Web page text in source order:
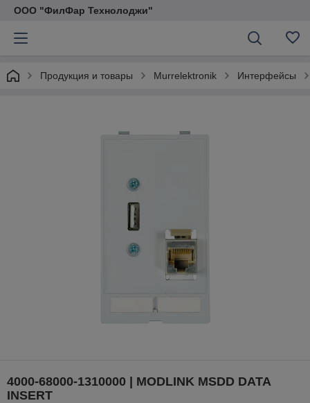
ООО "ФилФар Технолоджи"
Продукция и товары Murrelektronik Интерфейсы
4000-68000-1310000 | MODLINK MSDD DATA
INSERT